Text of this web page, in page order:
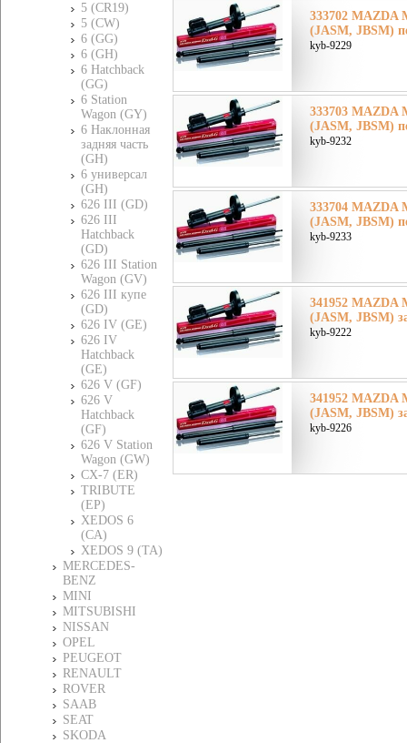
5 (CR19)
5 (CW)
6 (GG)
6 (GH)
6 Hatchback
(GG)
6 Station
Wagon (GY)
6 Наклонная
задняя часть
(GH)
6 универсал
(GH)
626 III (GD)
626 III
Hatchback
(GD)
626 III Station
Wagon (GV)
626 III купе
(GD)
626 IV (GE)
626 IV
Hatchback
(GE)
626 V (GF)
626 V
Hatchback
(GF)
626 V Station
Wagon (GW)
CX-7 (ER)
TRIBUTE
(EP)
XEDOS 6
(CA)
XEDOS 9 (TA)
MERCEDES-
BENZ
MINI
MITSUBISHI
NISSAN
OPEL
PEUGEOT
RENAULT
ROVER
SAAB
SEAT
SKODA
333702 MAZDA
(JASM, JBSM)
kyb-9229
333703 MAZDA
(JASM, JBSM)
kyb-9232
333704 MAZDA
(JASM, JBSM)
kyb-9233
341952 MAZDA
(JASM, JBSM)
kyb-9222
341952 MAZDA
(JASM, JBSM)
kyb-9226